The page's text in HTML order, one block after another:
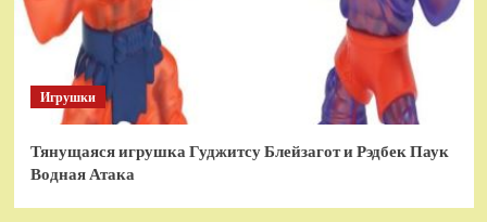
Игрушки
Тянущаяся игрушка Гуджитсу Блейзагот и Рэдбек Паук
Водная Атака